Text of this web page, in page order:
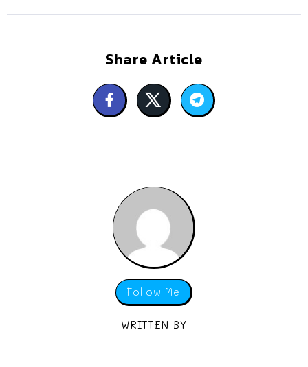
Share Article
Follow Me
WRITTEN BY